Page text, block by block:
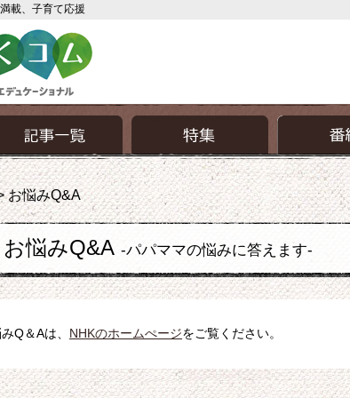
載、子育て応援
お悩みQ&A
お悩みQ&A -パパママの悩みに答えます-
Q＆Aは、 NHKのホームぺージをご覧ください。